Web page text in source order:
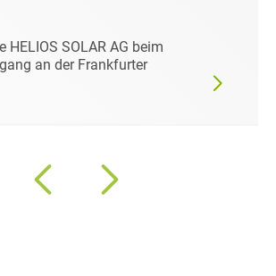
HELIOS SOLAR AG beim
an der Frankfurter